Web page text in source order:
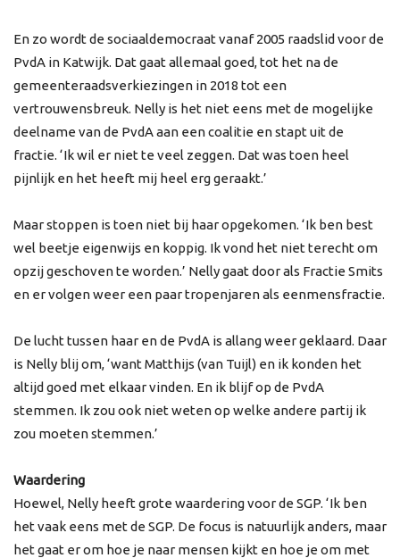
En zo wordt de sociaaldemocraat vanaf 2005 raadslid voor de
PvdA in Katwijk. Dat gaat allemaal goed, tot het na de
gemeenteraadsverkiezingen in 2018 tot een
vertrouwensbreuk. Nelly is het niet eens met de mogelijke
deelname van de PvdA aan een coalitie en stapt uit de
fractie. ‘Ik wil er niet te veel zeggen. Dat was toen heel
pijnlijk en het heeft mij heel erg geraakt.’
Maar stoppen is toen niet bij haar opgekomen. ‘Ik ben best
wel beetje eigenwijs en koppig. Ik vond het niet terecht om
opzij geschoven te worden.’ Nelly gaat door als Fractie Smits
en er volgen weer een paar tropenjaren als eenmensfractie.
De lucht tussen haar en de PvdA is allang weer geklaard. Daar
is Nelly blij om, ‘want Matthijs (van Tuijl) en ik konden het
altijd goed met elkaar vinden. En ik blijf op de PvdA
stemmen. Ik zou ook niet weten op welke andere partij ik
zou moeten stemmen.’
Waardering
Hoewel, Nelly heeft grote waardering voor de SGP. ‘Ik ben
het vaak eens met de SGP. De focus is natuurlijk anders, maar
het gaat er om hoe je naar mensen kijkt en hoe je om met